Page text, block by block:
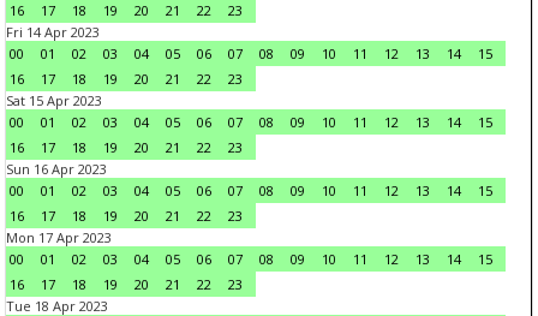
16
17 18 19 20 21 22
23
Fri 14 Apr 2023
00
01 02 03 04 05 06 07 08 09 10 11 12 13 14
15
16
17 18 19 20 21 22
23
Sat 15 Apr 2023
00
01 02 03 04 05 06 07 08 09 10 11 12 13 14
15
16
17 18 19 20 21 22
23
Sun 16 Apr 2023
00
01 02 03 04 05 06 07 08 09 10 11 12 13 14
15
16
17 18 19 20 21 22
23
Mon 17 Apr 2023
00
01 02 03 04 05 06 07 08 09 10 11 12 13 14
15
16
17 18 19 20 21 22
23
Tue 18 Apr 2023